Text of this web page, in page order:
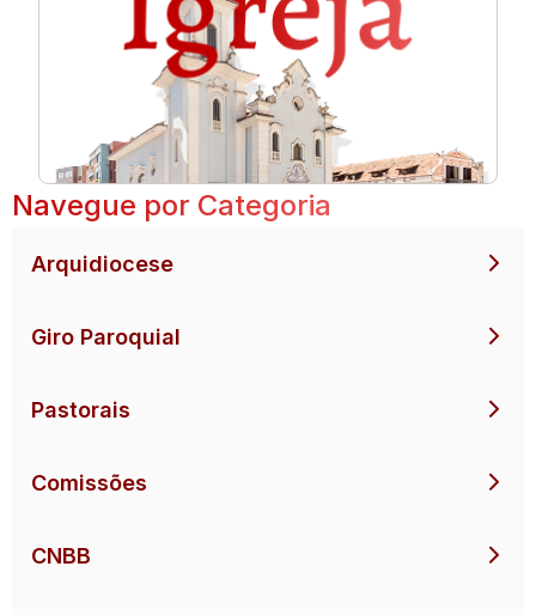
Navegue por Categoria
Arquidiocese
Giro Paroquial
Pastorais
Comissões
CNBB